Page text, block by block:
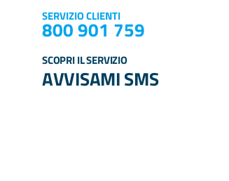
SERVIZIO CLIENTI
800 901 759
SCOPRI IL SERVIZIO
AVVISAMI SMS